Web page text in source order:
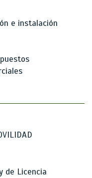
e instalación
de Licencia